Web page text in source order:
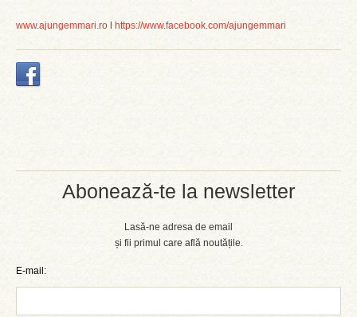
Abonează-te la newsletter
Lasă-ne adresa de email
și fii primul care află noutățile.
E-mail:
www.ajungemmari.ro https://www.facebook.com/ajungemmari